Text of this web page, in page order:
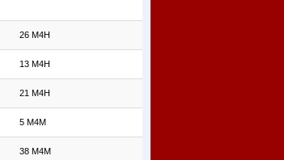
26 M4H
13 M4H
21 M4H
5 M4M
38 M4M